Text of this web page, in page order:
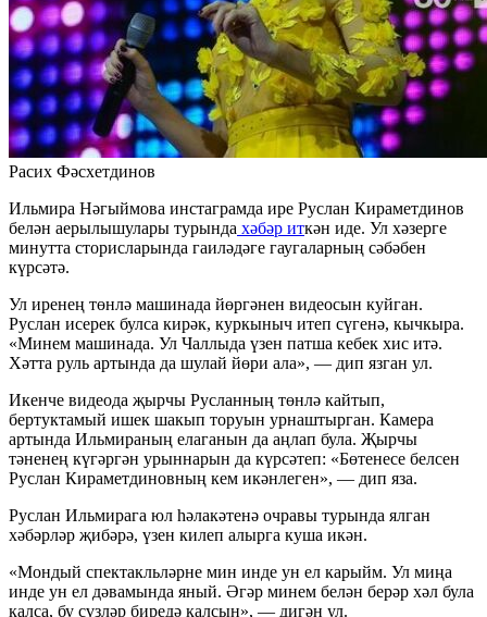
Расих Фәсхетдинов
Ильмира Нәгыймова инстаграмда ире Руслан Кираметдинов
белән аерылышулары турында хәбәр иткән иде. Ул хәзерге
минутта сторисларында гаиләдәге гаугаларның сәбәбен
күрсәтә.
Ул иренең төнлә машинада йөргәнен видеосын куйган.
Руслан исерек булса кирәк, куркыныч итеп сүгенә, кычкыра.
«Минем машинада. Ул Чаллыда үзен патша кебек хис итә.
Хәтта руль артында да шулай йөри ала», — дип язган ул.
Икенче видеода җырчы Русланның төнлә кайтып,
бертуктамый ишек шакып торуын урнаштырган. Камера
артында Ильмираның елаганын да аңлап була. Җырчы
тәненең күгәргән урыннарын да күрсәтеп: «Бөтенесе белсен
Руслан Кираметдиновның кем икәнлеген», — дип яза.
Руслан Ильмирага юл һәлакәтенә очравы турында ялган
хәбәрләр җибәрә, үзен килеп алырга куша икән.
«Мондый спектакльләрне мин инде ун ел карыйм. Ул миңа
инде ун ел дәвамында яный. Әгәр минем белән берәр хәл була
калса, бу сүзләр биредә калсын», — дигән ул.